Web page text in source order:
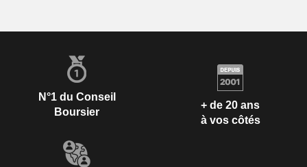
N°1 du Conseil
Boursier
+ de 20 ans
à vos côtés